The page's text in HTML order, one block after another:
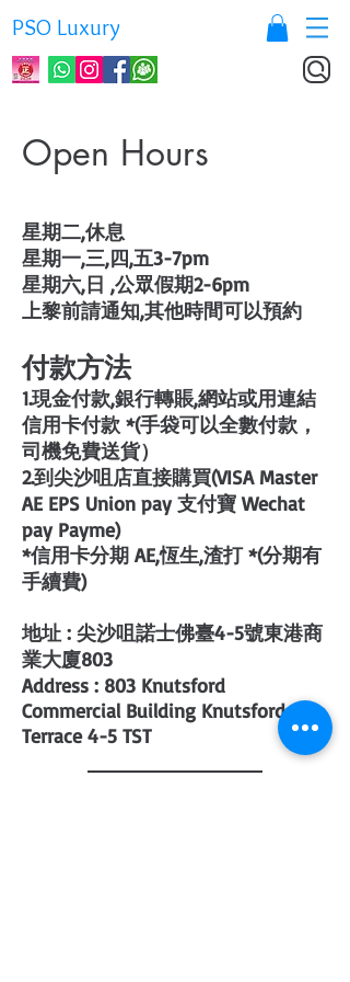
PSO Luxury
Open Hours
星期二,休息
星期一,三,四,五3-7pm
星期六,日 ,公眾假期2-6pm
上黎前請通知,其他時間可以預約
付款方法
1.現金付款,銀行轉賬,網站或用連結
信用卡付款 *(手袋可以全數付款，
司機免費送貨）
2.到尖沙咀店直接購買(VISA Master
AE EPS Union pay 支付寶 Wechat
pay Payme)
*信用卡分期 AE,恆生,渣打 *(分期有
手續費)
地址 : 尖沙咀諾士佛臺4-5號東港商
業大廈803
Address : 803 Knutsford
Commercial Building Knutsford
Terrace 4-5 TST